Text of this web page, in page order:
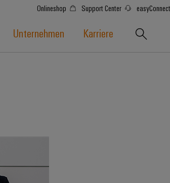
Onlineshop Support Center easyConnect
Unternehmen Karriere